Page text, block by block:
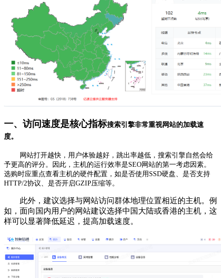
一、访问速度是核心指标搜索引擎非常重视网站的加载速
度。
网站打开越快，用户体验越好，跳出率越低，搜索引擎自然会给
予更高的评分。因此，主机的运行效率是SEO网站的第一考虑因素。
选购时应重点查看主机的硬件配置，如是否使用SSD硬盘、是否支持
HTTP/2协议、是否开启GZIP压缩等。
此外，建议选择与网站访问群体地理位置相近的主机。例
如，面向国内用户的网站建议选择中国大陆或香港的主机，这
样可以显著降低延迟，提高加载速度。